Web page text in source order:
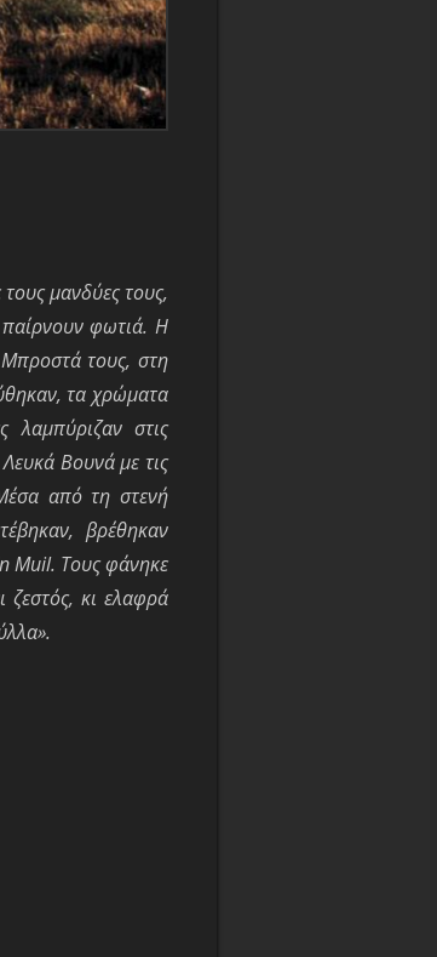
μανδύες τους,
φωτιά. Η
Μπροστά τους, στη
τα χρώματα
λαμπύριζαν στις
Βουνά με τις
από τη στενή
βρέθηκαν
Muil. Τους φάνηκε
κι ελαφρά